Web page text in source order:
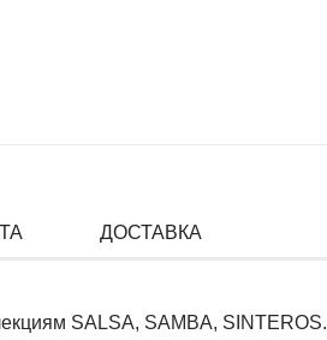
ДОСТАВКА
SALSA, SAMBA, SINTEROS.